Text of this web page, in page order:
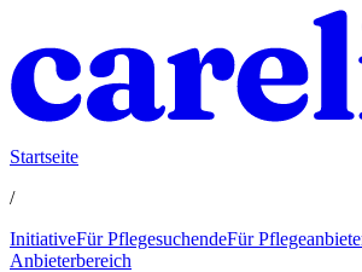
Startseite
/
InitiativeFür PflegesuchendeFür
Anbieterbereich